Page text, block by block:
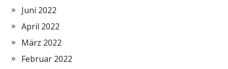
Juni 2022
April 2022
März 2022
Februar 2022